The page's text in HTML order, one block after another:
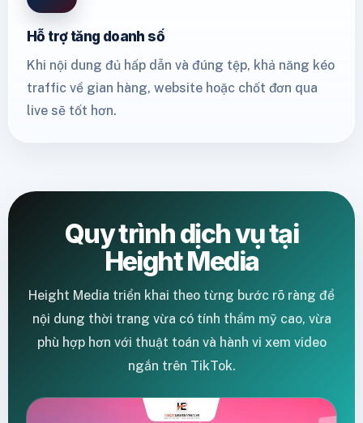
Hỗ trợ tăng doanh số
Khi nội dung đủ hấp dẫn và đúng tệp, khả năng kéo
traffic về gian hàng, website hoặc chốt đơn qua
live sẽ tốt hơn.
Quy trình dịch vụ tại
Height Media
Height Media triển khai theo từng bước rõ ràng để
nội dung thời trang vừa có tính thẩm mỹ cao, vừa
phù hợp hơn với thuật toán và hành vi xem video
ngắn trên TikTok.